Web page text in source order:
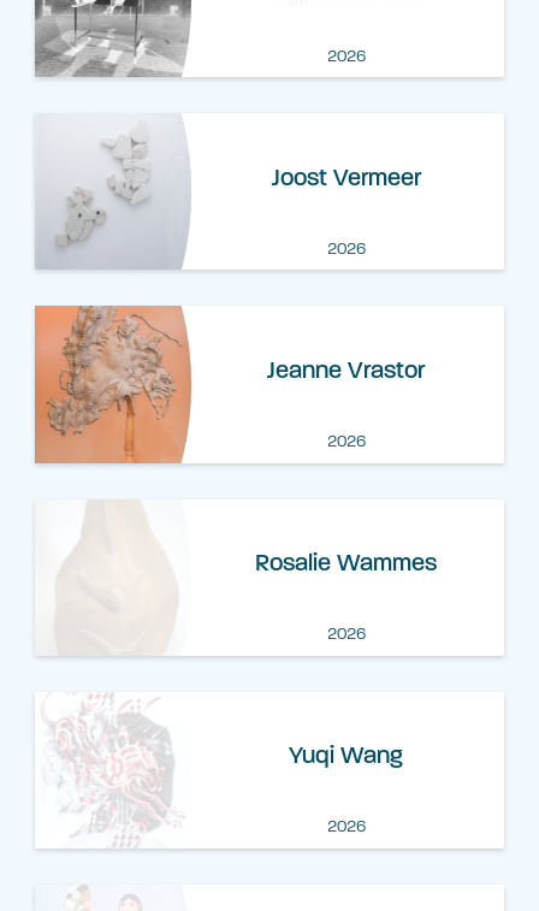
2026
Joost Vermeer
2026
Jeanne Vrastor
2026
Rosalie Wammes
2026
Yuqi Wang
2026